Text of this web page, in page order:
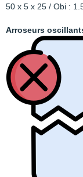
50 x 5 x 25 / Obi :
Arroseurs